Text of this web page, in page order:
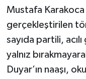
Mustafa Karakoca
gerçekleştirilen
sayıda partili,
yalnız
Duyar’ın naaşı,